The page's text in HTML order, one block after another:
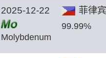
2025-12-22 菲律
Molybdenum
Scrap
99.99%